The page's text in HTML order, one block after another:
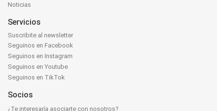
Noticias
Servicios
Suscribite al newsletter
Seguinos en Facebook
Seguinos en Instagram
Seguinos en Youtube
Seguinos en TikTok
Socios
¿Te interesaría asociarte con nosotros?